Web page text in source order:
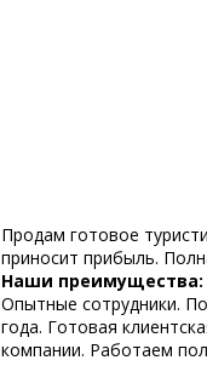
Продам готовое
приносит прибыль.
Наши преимущества:
Опытные сотрудники.
года. Готовая
компании. Работаем